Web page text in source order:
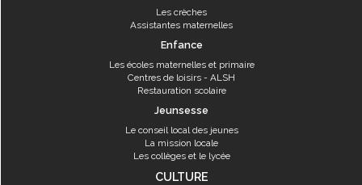
Les crèches
Assistantes maternelles
Enfance
Les écoles maternelles et primaire
Centres de loisirs - ALSH
Restauration scolaire
Jeunsesse
Le conseil local des jeunes
La mission locale
Les collèges et le lycée
CULTURE